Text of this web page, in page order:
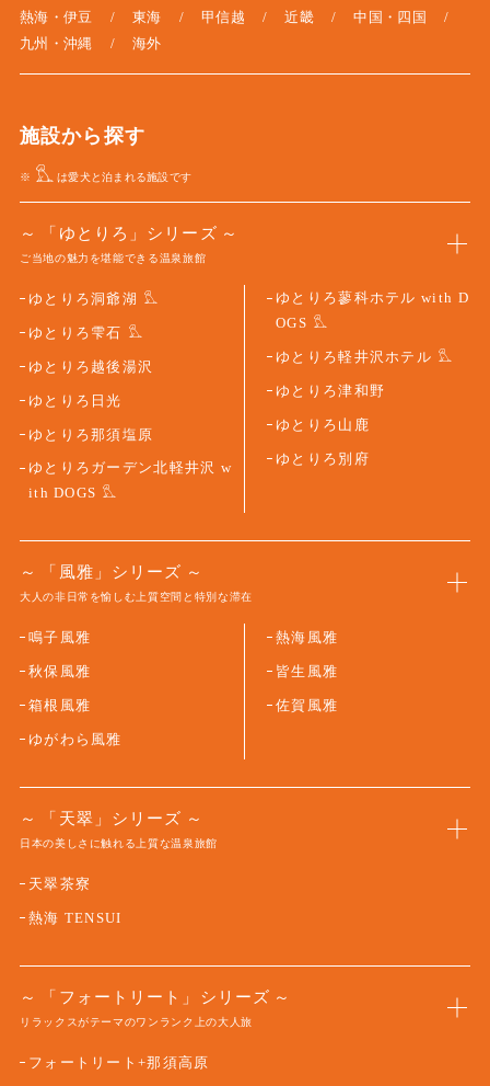
熱海・伊豆
東海 甲信越 近畿
中国・四国
九州・沖縄
海外
施設から探す
※ は愛犬と泊まれる施設です
「ゆとりろ」シリーズ
ご当地の魅力を堪能できる温泉旅館
ゆとりろ洞爺湖
ゆとりろ雫石
ゆとりろ越後湯沢
ゆとりろ日光
ゆとりろ那須塩原
ゆとりろガーデン北軽井沢 w
ith DOGS
ゆとりろ蓼科ホテル with D
OGS
ゆとりろ軽井沢ホテル
ゆとりろ津和野
ゆとりろ山鹿
ゆとりろ別府
「風雅」シリーズ
大人の非日常を愉しむ上質空間と特別な滞在
鳴子風雅
秋保風雅
箱根風雅
ゆがわら風雅
熱海風雅
皆生風雅
佐賀風雅
「天翠」シリーズ
日本の美しさに触れる上質な温泉旅館
天翠茶寮
熱海 TENSUI
「フォートリート」シリーズ
リラックスがテーマのワンランク上の大人旅
フォートリート+那須高原